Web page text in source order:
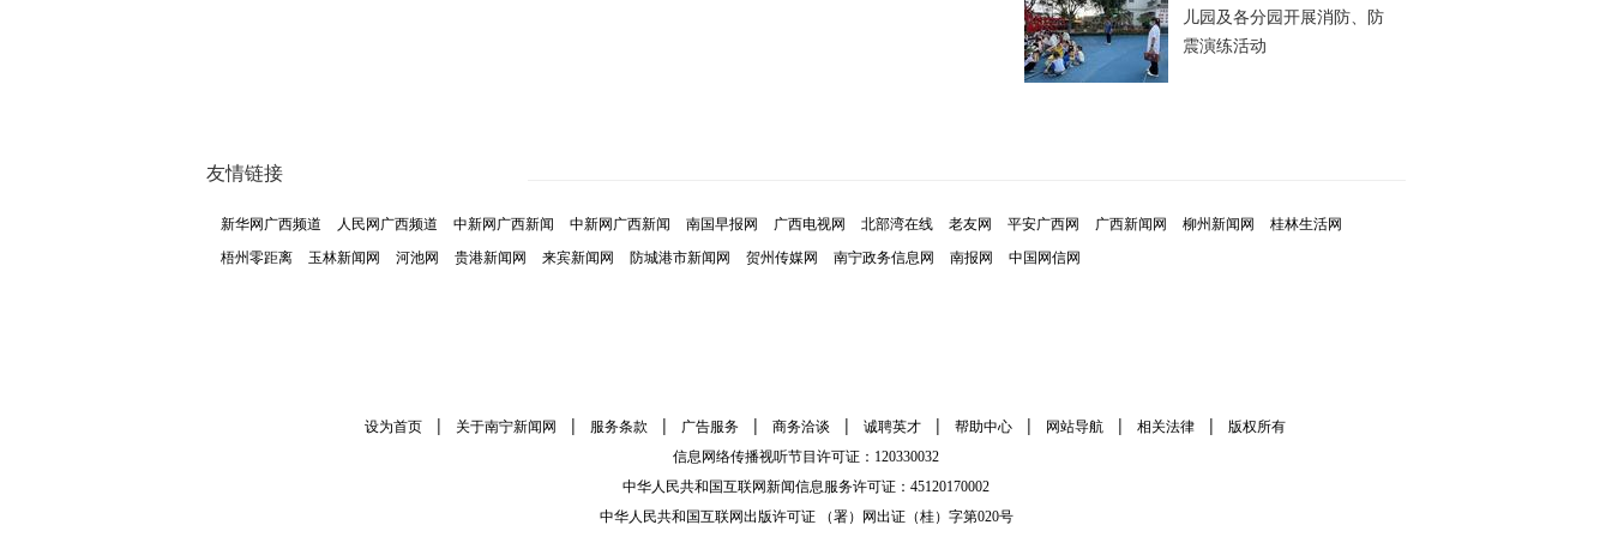
儿园及各分园开展消防、防
震演练活动
友情链接
新华网广西频道 人民网广西频道 中新网广西新闻 中新网广西新闻 南国早报网 广西电视网 北部湾在线 老友网 平安广西网 广西新闻网 柳州新闻网
桂林生活网
梧州零距离
玉林新闻网 河池网 贵港新闻网 来宾新闻网 防城港市新闻网 贺州传媒网 南宁政务信息网 南报网 中国网信网
设为首页 | 关于南宁新闻网 | 服务条款 | 广告服务 | 商务洽谈 | 诚聘英才 | 帮助中心 | 网站导航 | 相关法律 |
版权所有
信息网络传播视听节目许可证：120330032
中华人民共和国互联网新闻信息服务许可证：45120170002
中华人民共和国互联网出版许可证 （署）网出证（桂）字第020号